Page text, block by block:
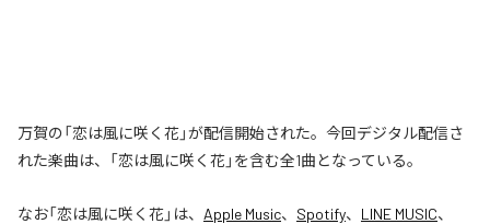
万賀の「恋は風に咲く花」が配信開始された。今回デジタル配信さ
れた楽曲は、「恋は風に咲く花」を含む全1曲となっている。
なお「恋は風に咲く花」は、 Apple Music、 Spotify、 LINE MUSIC、